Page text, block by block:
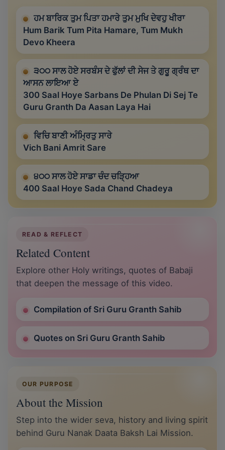
ਹਮ ਬਾਰਿਕ ਤੁਮ ਪਿਤਾ ਹਮਾਰੇ ਤੁਮ ਮੁਖਿ ਦੇਵਹੁ ਖੀਰਾ
Hum Barik Tum Pita Hamare, Tum Mukh
Devo Kheera
੩੦੦ ਸਾਲ ਹੋਏ ਸਰਬੰਸ ਦੇ ਫੁੱਲਾਂ ਦੀ ਸੇਜ ਤੇ ਗੁਰੂ ਗ੍ਰੰਥ ਦਾ
ਆਸਨ ਲਾਇਆ ਏ
300 Saal Hoye Sarbans De Phulan Di Sej Te
Guru Granth Da Aasan Laya Hai
ਵਿਚਿ ਬਾਣੀ ਅੰਮ੍ਰਿਤੁ ਸਾਰੇ
Vich Bani Amrit Sare
੪੦੦ ਸਾਲ ਹੋਏ ਸਾਡਾ ਚੰਦ ਚੜ੍ਹਿਆ
400 Saal Hoye Sada Chand Chadeya
READ & REFLECT
Related Content
Explore other Holy writings, quotes of Babaji
that deepen the message of this video.
Compilation of Sri Guru Granth Sahib
Quotes on Sri Guru Granth Sahib
OUR PURPOSE
About the Mission
Step into the wider seva, history and living spirit
behind Guru Nanak Daata Baksh Lai Mission.